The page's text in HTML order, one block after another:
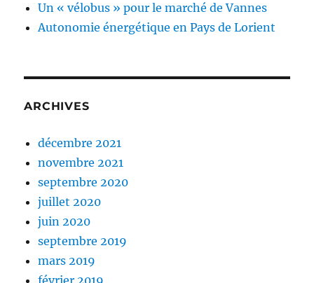
Un « vélobus » pour le marché de Vannes
Autonomie énergétique en Pays de Lorient
ARCHIVES
décembre 2021
novembre 2021
septembre 2020
juillet 2020
juin 2020
septembre 2019
mars 2019